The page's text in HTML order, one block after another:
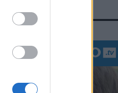
In evidenza